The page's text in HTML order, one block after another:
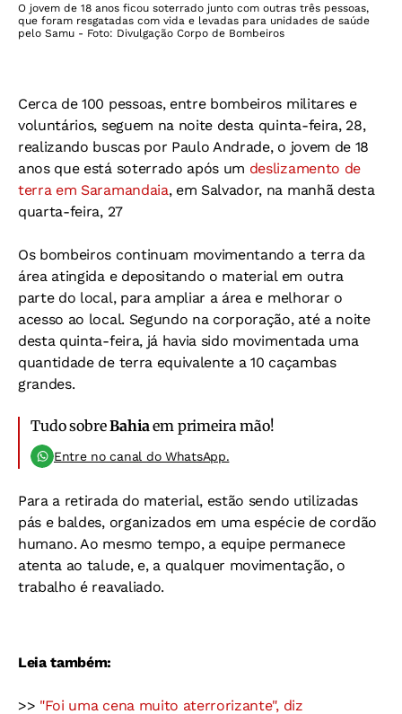
O jovem de 18 anos ficou soterrado junto com outras três pessoas,
que foram resgatadas com vida e levadas para unidades de saúde
pelo Samu - Foto: Divulgação Corpo de Bombeiros
Cerca de 100 pessoas, entre bombeiros militares e
voluntários, seguem na noite desta quinta-feira, 28,
realizando buscas por Paulo Andrade, o jovem de 18
anos que está soterrado após um deslizamento de
terra em Saramandaia, em Salvador, na manhã desta
quarta-feira, 27
Os bombeiros continuam movimentando a terra da
área atingida e depositando o material em outra
parte do local, para ampliar a área e melhorar o
acesso ao local. Segundo na corporação, até a noite
desta quinta-feira, já havia sido movimentada uma
quantidade de terra equivalente a 10 caçambas
grandes.
Tudo sobreBahiaem primeira mão!
Entre no canal do WhatsApp.
Para a retirada do material, estão sendo utilizadas
pás e baldes, organizados em uma espécie de cordão
humano. Ao mesmo tempo, a equipe permanece
atenta ao talude, e, a qualquer movimentação, o
trabalho é reavaliado.
Leia também:
>> "Foi uma cena muito aterrorizante", diz